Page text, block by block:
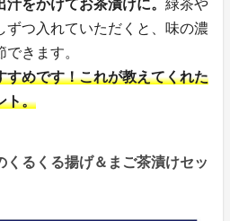
をかけてお茶漬けに。 緑茶や
ずつ入れていただくと、味の濃
きます。
すめです！これが教えてくれた
ト。
るくる揚げ＆まご茶漬けセッ